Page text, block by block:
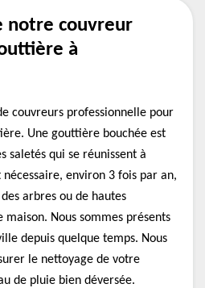
notre couvreur
à
couvreurs professionnelle pour
Une gouttière bouchée est
saletés qui se réunissent à
nécessaire, environ 3 fois par an,
arbres ou de hautes
Nous sommes présents
depuis quelque temps. Nous
le nettoyage de votre
de pluie bien déversée.